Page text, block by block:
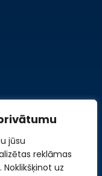
jūsu
reklāmas
uz